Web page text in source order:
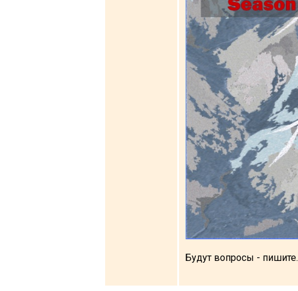
Будут вопросы - пишите.